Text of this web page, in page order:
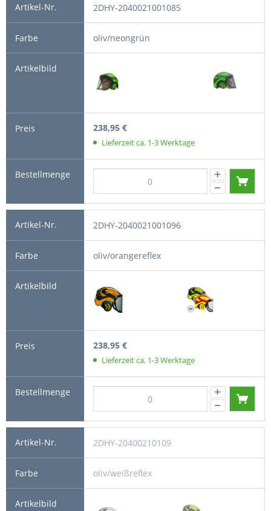
2DHY-2040021001085
oliv/neongrün
238,95 €
Lieferzeit ca. 1-3 Werktage
2DHY-2040021001096
oliv/orangereflex
238,95 €
Lieferzeit ca. 1-3 Werktage
2DHY-20400210109
oliv/weißreflex